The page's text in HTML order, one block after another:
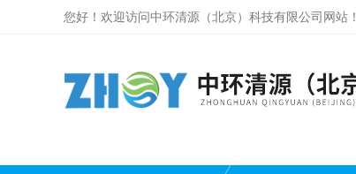
您好！欢迎访问中环清源（北京）科技有限公司网站！